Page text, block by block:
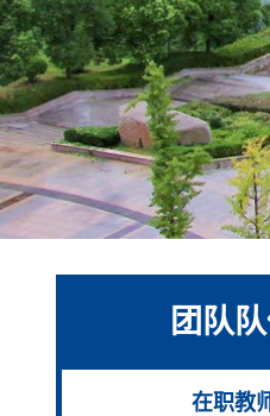
团队
在职教